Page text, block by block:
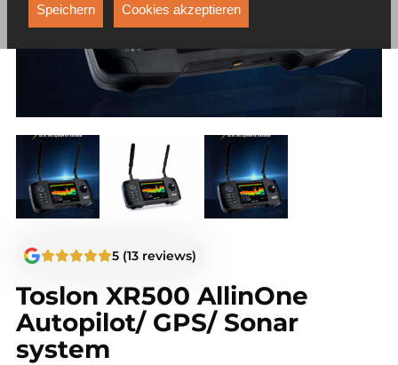
Toslon XR500 AllinOne
Autopilot/ GPS/ Sonar
system
5 (13 reviews)
dieselbe Werbung ständig angezeigt wird.
Speichern Cookies akzeptieren